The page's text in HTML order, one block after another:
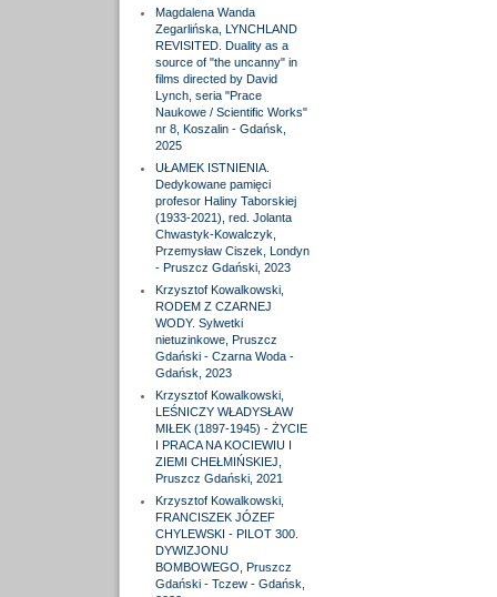
Magdalena Wanda
Zegarlińska, LYNCHLAND
REVISITED. Duality as a
source of "the uncanny" in
films directed by David
Lynch, seria "Prace
Naukowe / Scientific Works"
nr 8, Koszalin - Gdańsk,
2025
UŁAMEK ISTNIENIA.
Dedykowane pamięci
profesor Haliny Taborskiej
(1933-2021), red. Jolanta
Chwastyk-Kowalczyk,
Przemysław Ciszek, Londyn
- Pruszcz Gdański, 2023
Krzysztof Kowalkowski,
RODEM Z CZARNEJ
WODY. Sylwetki
nietuzinkowe, Pruszcz
Gdański - Czarna Woda -
Gdańsk, 2023
Krzysztof Kowalkowski,
LEŚNICZY WŁADYSŁAW
MIŁEK (1897-1945) - ŻYCIE
I PRACA NA KOCIEWIU I
ZIEMI CHEŁMIŃSKIEJ,
Pruszcz Gdański, 2021
Krzysztof Kowalkowski,
FRANCISZEK JÓZEF
CHYLEWSKI - PILOT 300.
DYWIZJONU
BOMBOWEGO, Pruszcz
Gdański - Tczew - Gdańsk,